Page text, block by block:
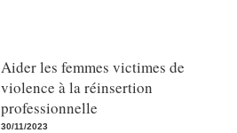
Aider les femmes victimes de
violence à la réinsertion
professionnelle
30/11/2023